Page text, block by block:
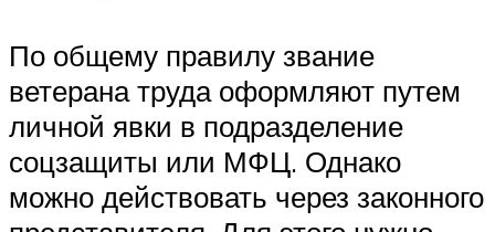
По общему правилу звание
ветерана труда оформляют путем
личной явки в подразделение
соцзащиты или МФЦ. Однако
можно действовать через законного